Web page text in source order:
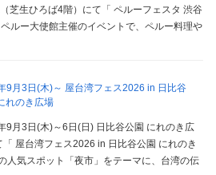
芝生ひろば4階）にて「 ペルーフェスタ 渋谷
ルー大使館主催のイベントで、ペルー料理や
9月3日(木)～ 屋台湾フェス2026 in 日比谷
れのき広場
9月3日(木)～6日(日) 日比谷公園 にれのき広
「 屋台湾フェス2026 in 日比谷公園 にれのき
人気スポット「夜市」をテーマに、台湾の伝